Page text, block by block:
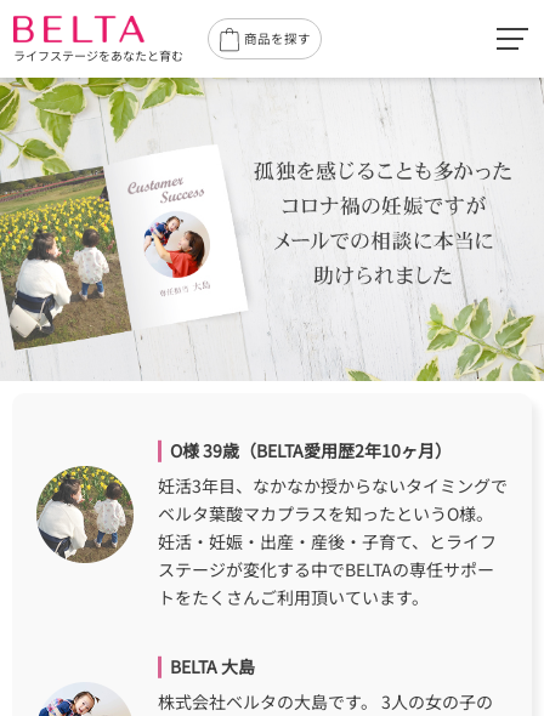
ライフステージをあなたと育む
商品を探す
O様 39歳（BELTA愛用歴2年10ヶ月）
妊活3年目、なかなか授からないタイミングで
ベルタ葉酸マカプラスを知ったというO様。
妊活・妊娠・出産・産後・子育て、とライフ
ステージが変化する中でBELTAの専任サポー
トをたくさんご利用頂いています。
BELTA 大島
株式会社ベルタの大島です。 3人の女の子の